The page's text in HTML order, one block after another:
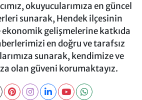
okuyucularımıza en güncel
sunarak, Hendek ilçesinin
gelişmelerine katkıda
en doğru ve tarafsız
sunarak, kendimize ve
olan güveni korumaktayız.